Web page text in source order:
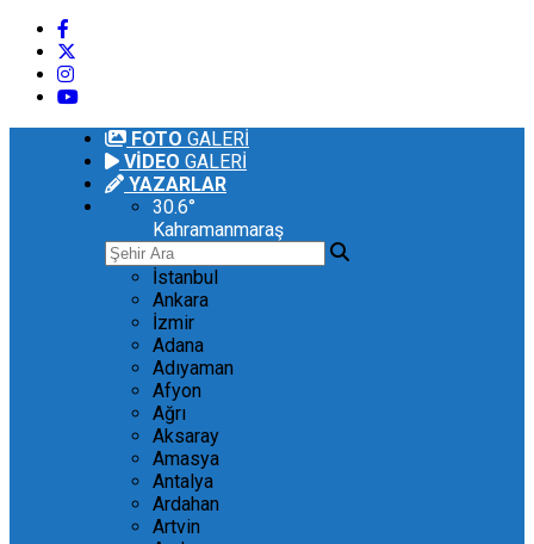
FOTO GALERİ
VİDEO GALERİ
YAZARLAR
30.6°
Kahramanmaraş
İstanbul
Ankara
İzmir
Adana
Adıyaman
Afyon
Ağrı
Aksaray
Amasya
Antalya
Ardahan
Artvin